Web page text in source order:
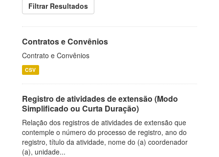
Filtrar Resultados
Contratos e Convênios
Contrato e Convênios
CSV
Registro de atividades de extensão (Modo
Simplificado ou Curta Duração)
Relação dos registros de atividades de extensão que
contemple o número do processo de registro, ano do
registro, título da atividade, nome do (a) coordenador
(a), unidade...